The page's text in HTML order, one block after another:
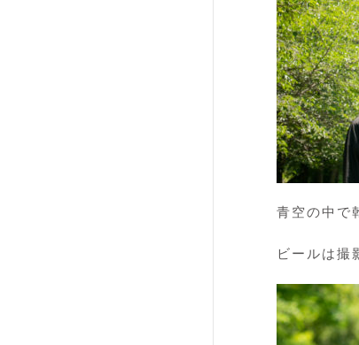
青空の中で
ビールは撮